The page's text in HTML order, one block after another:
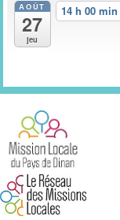
AOÛT
27
jeu
14 h 00 min